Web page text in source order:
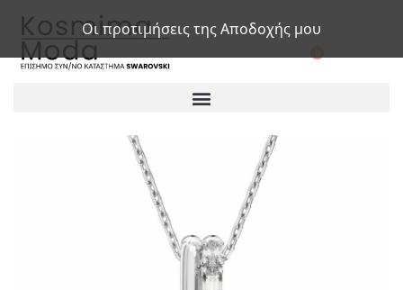
Οι προτιμήσεις της Αποδοχής μου